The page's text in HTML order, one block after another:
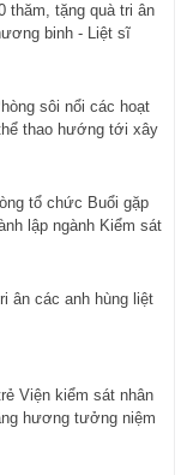
thăm, tặng quà tri ân
binh - Liệt sĩ
sôi nổi các hoạt
thao hướng tới xây
tổ chức Buổi gặp
lập ngành Kiểm sát
ân các anh hùng liệt
Viện kiểm sát nhân
hương tưởng niệm